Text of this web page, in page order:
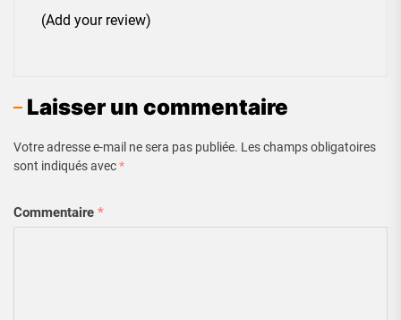
(Add your review)
Laisser un commentaire
Votre adresse e-mail ne sera pas publiée. Les champs obligatoires
sont indiqués avec*
Commentaire *